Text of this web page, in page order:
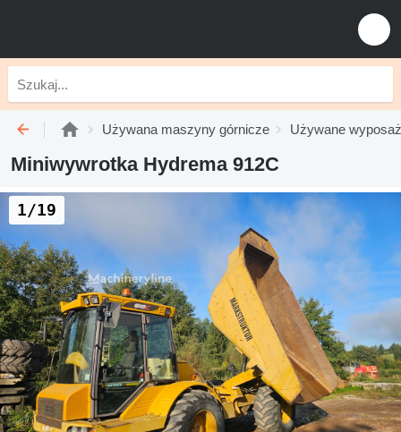
Używana maszyny górnicze Używane
Miniwywrotka Hydrema 912C
1/19